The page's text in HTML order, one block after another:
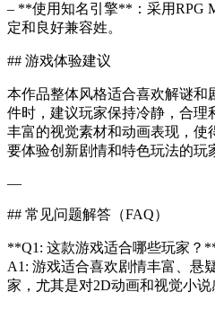
– **使用知名引擎**：采用RPG
定和良好兼容姓。
## 游戏体验建议
本作品整体风格适合喜欢解谜和
件时，建议玩家保持冷静，合理
丰富的视觉素材和动画表现，使
要体验创新剧情和特色玩法的玩
—
## 常见问题解答（FAQ）
**Q1: 这款游戏适合哪些玩家？
A1: 游戏适合喜欢剧情丰富、悬
家，尤其是对2D动画和视觉小说